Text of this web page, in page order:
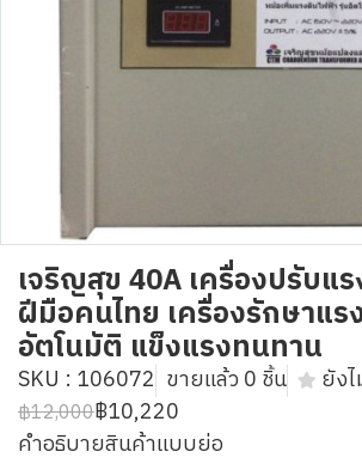
เจริญสุข 40A เครื่องปรับแ
ฝีมือคนไทย เครื่องรักษาแร
อัตโนมัติ แข็งแรงทนทาน
SKU : 106072 ขายแล้ว 0 ชิ้น ยัง
฿12,000฿10,220
คำอธิบายสินค้าแบบย่อ